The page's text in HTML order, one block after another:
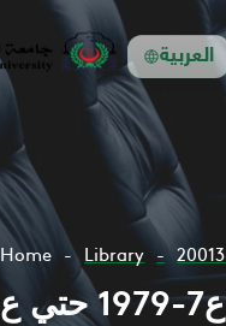
العربية
Home Library
مجلة المستقبل العربي تتضمن مواضعات في مجال العلوم السياسية ابتدا من ع7-1979 حتي ع